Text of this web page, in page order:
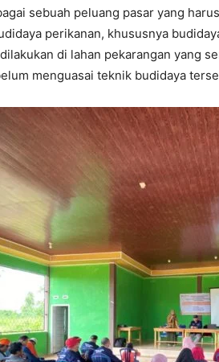
sebuah peluang pasar yang
perikanan, khususnya
di lahan pekarangan yang
menguasai teknik budidaya